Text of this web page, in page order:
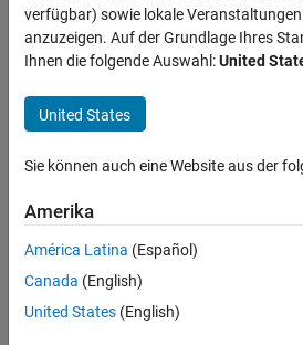
C with MATLAB
C Matrix API
mxGetSingles (C)
ON THIS PAGE
C Syntax
Output Arguments
Examples
See Also
Real data elements inmxSINGLE_CLASS
expand all in page
#include "matrix.h"
Input Arguments
expand all
pa— MATLAB array
verfügbar) sowie lokale
anzuzeigen. Auf der Grundlage Ihres
Ihnen die folgende Auswahl:United
United States
Sie können auch eine Website aus der
Amerika
América Latina (Español)
Canada (English)
United States (English)